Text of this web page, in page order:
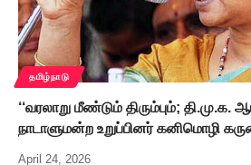
தமிழ்நாடு
‘‘வரலாறு மீண்டும் திரும்பும்; தி.மு.க.
நாடாளுமன்ற உறுப்பினர் கனிமொழி
April 24, 2026